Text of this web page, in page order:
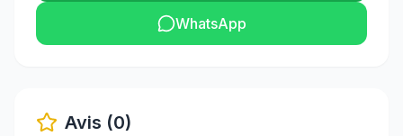
WhatsApp
Avis (0)